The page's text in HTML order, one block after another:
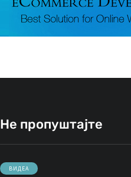
Не пропуштајте
ВИДЕА